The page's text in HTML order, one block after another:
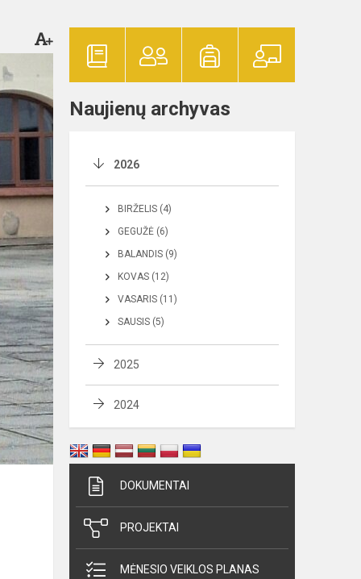
Naujienų archyvas
2026
BIRŽELIS (4)
GEGUŽĖ (6)
BALANDIS (9)
KOVAS (12)
VASARIS (11)
SAUSIS (5)
2025
2024
DOKUMENTAI
PROJEKTAI
MĖNESIO VEIKLOS PLANAS